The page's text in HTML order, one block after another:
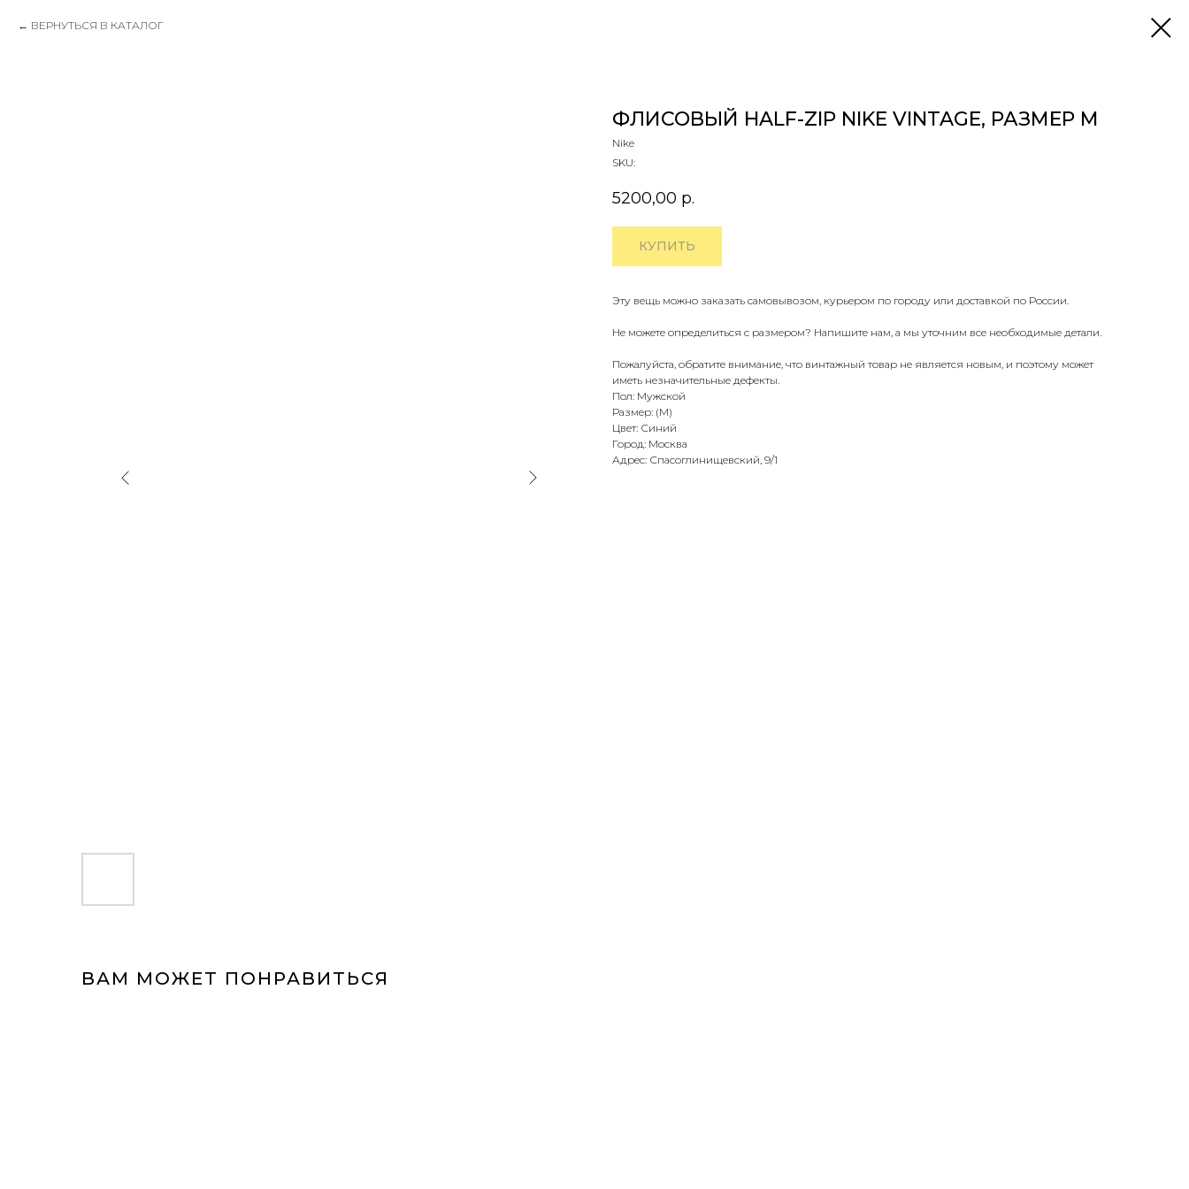
ВЕРНУТЬСЯ В КАТАЛОГ
ФЛИСОВЫЙ HALF-ZIP NIKE VINTAGE, РАЗМЕР M
Nike
SKU:
5200,00 р.
КУПИТЬ
Эту вещь можно заказать самовывозом, курьером по городу или доставкой по России.
Не можете определиться с размером? Напишите нам, а мы уточним все необходимые детали.
Пожалуйста, обратите внимание, что винтажный товар не является новым, и поэтому может
иметь незначительные дефекты.
Пол: Мужской
Размер: (M)
Цвет: Синий
Город: Москва
Адрес: Спасоглинищевский, 9/1
ВАМ МОЖЕТ ПОНРАВИТЬСЯ